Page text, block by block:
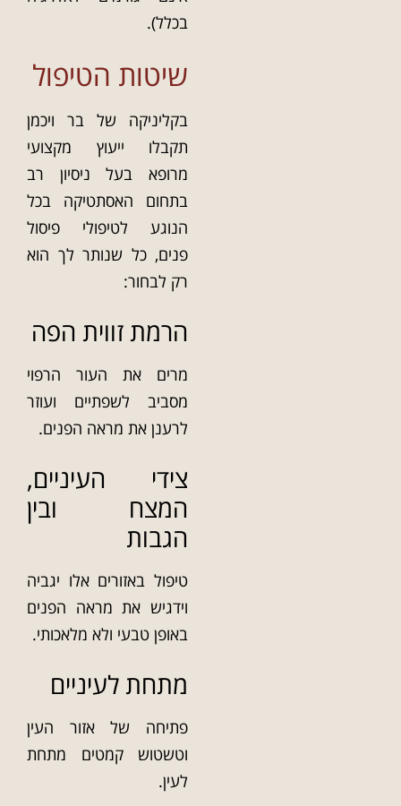
בכלל).
שיטות הטיפול
בקליניקה של בר ויכמן
תקבלו ייעוץ מקצועי
מרופא בעל ניסיון רב
בתחום האסתטיקה בכל
הנוגע לטיפולי פיסול
פנים, כל שנותר לך הוא
רק לבחור:
הרמת זווית הפה
מרים את העור הרפוי
מסביב לשפתיים ועוזר
לרענן את מראה הפנים.
צידי העיניים,
המצח ובין
הגבות
טיפול באזורים אלו יגביה
וידגיש את מראה הפנים
באופן טבעי ולא מלאכותי.
מתחת לעיניים
פתיחה של אזור העין
וטשטוש קמטים מתחת
לעין.